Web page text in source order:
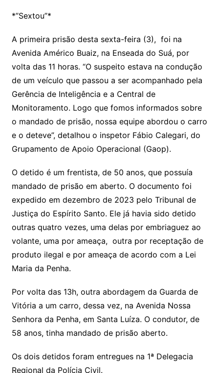
*”Sextou”*
A primeira prisão desta sexta-feira (3), foi na
Avenida Américo Buaiz, na Enseada do Suá, por
volta das 11 horas. “O suspeito estava na condução
de um veículo que passou a ser acompanhado pela
Gerência de Inteligência e a Central de
Monitoramento. Logo que fomos informados sobre
o mandado de prisão, nossa equipe abordou o carro
e o deteve”, detalhou o inspetor Fábio Calegari, do
Grupamento de Apoio Operacional (Gaop).
O detido é um frentista, de 50 anos, que possuía
mandado de prisão em aberto. O documento foi
expedido em dezembro de 2023 pelo Tribunal de
Justiça do Espírito Santo. Ele já havia sido detido
outras quatro vezes, uma delas por embriaguez ao
volante, uma por ameaça, outra por receptação de
produto ilegal e por ameaça de acordo com a Lei
Maria da Penha.
Por volta das 13h, outra abordagem da Guarda de
Vitória a um carro, dessa vez, na Avenida Nossa
Senhora da Penha, em Santa Luíza. O condutor, de
58 anos, tinha mandado de prisão aberto.
Os dois detidos foram entregues na 1ª Delegacia
Regional da Polícia Civil.